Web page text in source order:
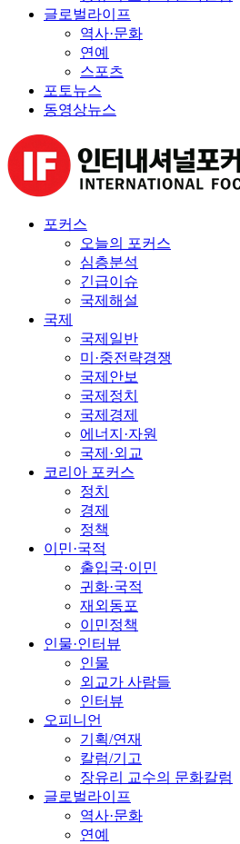
글로벌라이프
역사·문화
연예
스포츠
포토뉴스
동영상뉴스
포커스
오늘의 포커스
심층분석
긴급이슈
국제해설
국제
국제일반
미·중전략경쟁
국제안보
국제정치
국제경제
에너지·자원
국제·외교
코리아 포커스
정치
경제
정책
이민·국적
출입국·이민
귀화·국적
재외동포
이민정책
인물·인터뷰
인물
외교가 사람들
인터뷰
오피니언
기획/연재
칼럼/기고
장유리 교수의 문화칼럼
글로벌라이프
역사·문화
연예